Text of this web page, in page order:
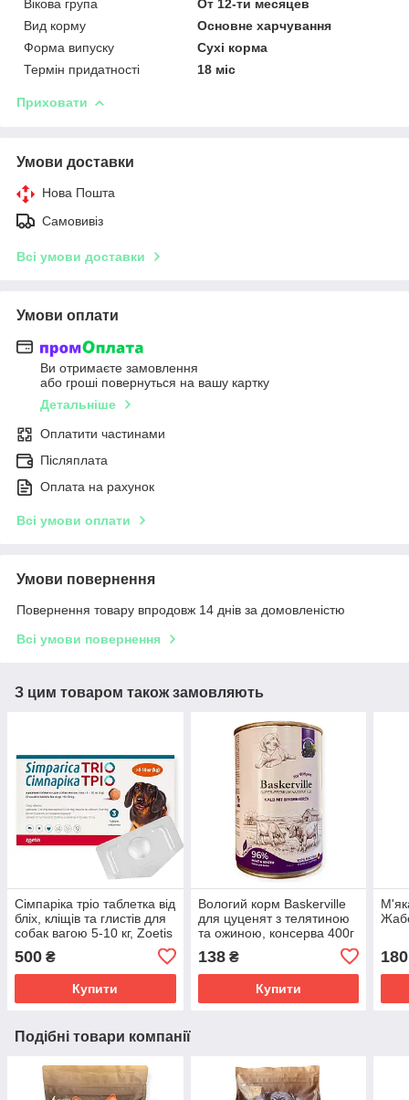
Вікова група
От 12-ти месяцев
Вид корму
Основне харчування
Форма випуску
Сухі корма
Термін придатності
18 міс
Приховати
Умови доставки
Нова Пошта
Самовивіз
Всі умови доставки
Умови оплати
Ви отримаєте замовлення
або гроші повернуться на вашу картку
Детальніше
Оплатити частинами
Післяплата
Оплата на рахунок
Всі умови оплати
Умови повернення
Повернення товару впродовж 14 днів за домовленістю
Всі умови повернення
З цим товаром також замовляють
Сімпаріка тріо таблетка від
бліх, кліщів та глистів для
собак вагою 5-10 кг, Zoetis
500 ₴
Купити
Вологий корм Baskerville
для цуценят з телятиною
та ожиною, консерва 400г
138₴
Купити
180
Подібні товари компанії